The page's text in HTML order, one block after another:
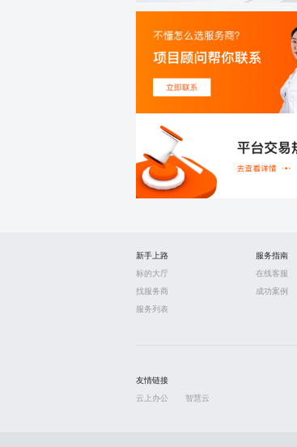
新手上路
标的大厅
找服务商
服务列表
服务指南
在线客服
成功案例
友情链接
云上办公
智慧云